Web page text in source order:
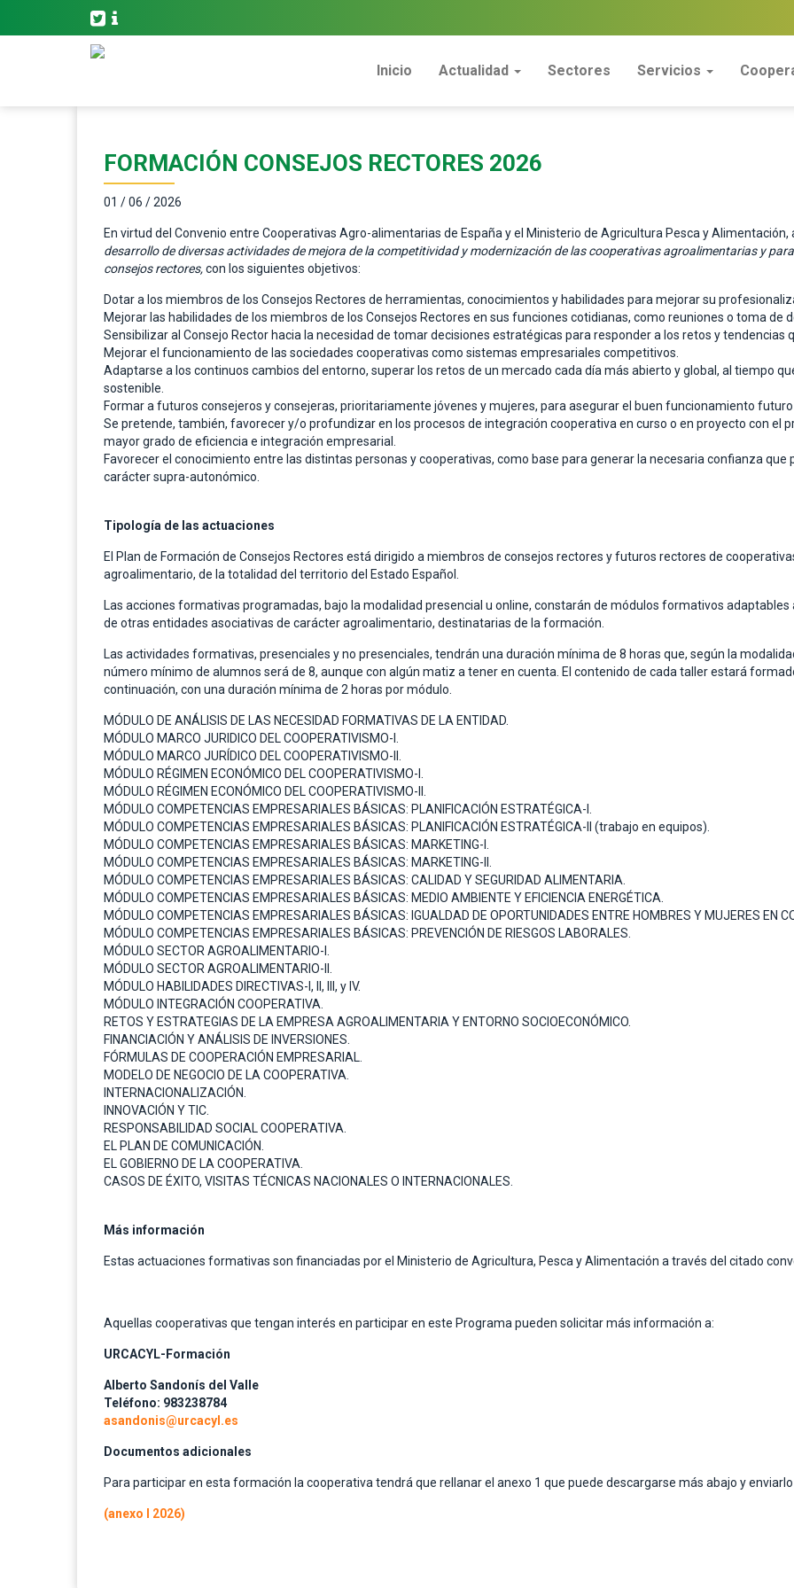
Inicio Actualidad Sectores Servicios
FORMACIÓN CONSEJOS RECTORES 2026
01 / 06 / 2026
En virtud del Convenio entre Cooperativas Agro-alimentarias de España y el Ministerio de Agricultura Pesca y
desarrollo de diversas actividades de mejora de la competitividad y modernización de las cooperativas agroalimentarias y
consejos rectores,con los siguientes objetivos:
Dotar a los miembros de los Consejos Rectores de herramientas, conocimientos y habilidades para mejorar su
Mejorar las habilidades de los miembros de los Consejos Rectores en sus funciones cotidianas, como reuniones o toma de
Sensibilizar al Consejo Rector hacia la necesidad de tomar decisiones estratégicas para responder a los retos y tendencias
Mejorar el funcionamiento de las sociedades cooperativas como sistemas empresariales competitivos.
Adaptarse a los continuos cambios del entorno, superar los retos de un mercado cada día más abierto y global, al tiempo
sostenible.
Formar a futuros consejeros y consejeras, prioritariamente jóvenes y mujeres, para asegurar el buen funcionamiento futuro
Se pretende, también, favorecer y/o profundizar en los procesos de integración cooperativa en curso o en proyecto con el
mayor grado de eficiencia e integración empresarial.
Favorecer el conocimiento entre las distintas personas y cooperativas, como base para generar la necesaria confianza
carácter supra-autonómico.
Tipología de las actuaciones
El Plan de Formación de Consejos Rectores está dirigido a miembros de consejos rectores y futuros rectores de
agroalimentario, de la totalidad del territorio del Estado Español.
Las acciones formativas programadas, bajo la modalidad presencial u online, constarán de módulos formativos
de otras entidades asociativas de carácter agroalimentario, destinatarias de la formación.
Las actividades formativas, presenciales y no presenciales, tendrán una duración mínima de 8 horas que, según la
número mínimo de alumnos será de 8, aunque con algún matiz a tener en cuenta. El contenido de cada taller estará
continuación, con una duración mínima de 2 horas por módulo.
MÓDULO DE ANÁLISIS DE LAS NECESIDAD FORMATIVAS DE LA ENTIDAD.
MÓDULO MARCO JURIDICO DEL COOPERATIVISMO-I.
MÓDULO MARCO JURÍDICO DEL COOPERATIVISMO-II.
MÓDULO RÉGIMEN ECONÓMICO DEL COOPERATIVISMO-I.
MÓDULO RÉGIMEN ECONÓMICO DEL COOPERATIVISMO-II.
MÓDULO COMPETENCIAS EMPRESARIALES BÁSICAS: PLANIFICACIÓN ESTRATÉGICA-I.
MÓDULO COMPETENCIAS EMPRESARIALES BÁSICAS: PLANIFICACIÓN ESTRATÉGICA-II (trabajo en equipos).
MÓDULO COMPETENCIAS EMPRESARIALES BÁSICAS: MARKETING-I.
MÓDULO COMPETENCIAS EMPRESARIALES BÁSICAS: MARKETING-II.
MÓDULO COMPETENCIAS EMPRESARIALES BÁSICAS: CALIDAD Y SEGURIDAD ALIMENTARIA.
MÓDULO COMPETENCIAS EMPRESARIALES BÁSICAS: MEDIO AMBIENTE Y EFICIENCIA ENERGÉTICA.
MÓDULO COMPETENCIAS EMPRESARIALES BÁSICAS: IGUALDAD DE OPORTUNIDADES ENTRE HOMBRES Y MUJERES EN
MÓDULO COMPETENCIAS EMPRESARIALES BÁSICAS: PREVENCIÓN DE RIESGOS LABORALES.
MÓDULO SECTOR AGROALIMENTARIO-I.
MÓDULO SECTOR AGROALIMENTARIO-II.
MÓDULO HABILIDADES DIRECTIVAS-I, II, III, y IV.
MÓDULO INTEGRACIÓN COOPERATIVA.
RETOS Y ESTRATEGIAS DE LA EMPRESA AGROALIMENTARIA Y ENTORNO SOCIOECONÓMICO.
FINANCIACIÓN Y ANÁLISIS DE INVERSIONES.
FÓRMULAS DE COOPERACIÓN EMPRESARIAL.
MODELO DE NEGOCIO DE LA COOPERATIVA.
INTERNACIONALIZACIÓN.
INNOVACIÓN Y TIC.
RESPONSABILIDAD SOCIAL COOPERATIVA.
EL PLAN DE COMUNICACIÓN.
EL GOBIERNO DE LA COOPERATIVA.
CASOS DE ÉXITO, VISITAS TÉCNICAS NACIONALES O INTERNACIONALES.
Más información
Estas actuaciones formativas son financiadas por el Ministerio de Agricultura, Pesca y Alimentación a través del citado
Aquellas cooperativas que tengan interés en participar en este Programa pueden solicitar más información a:
URCACYL-Formación
Alberto Sandonís del Valle
Teléfono: 983238784
asandonis@urcacyl.es
Documentos adicionales
Para participar en esta formación la cooperativa tendrá que rellanar el anexo 1 que puede descargarse más abajo y
(anexo I 2026)